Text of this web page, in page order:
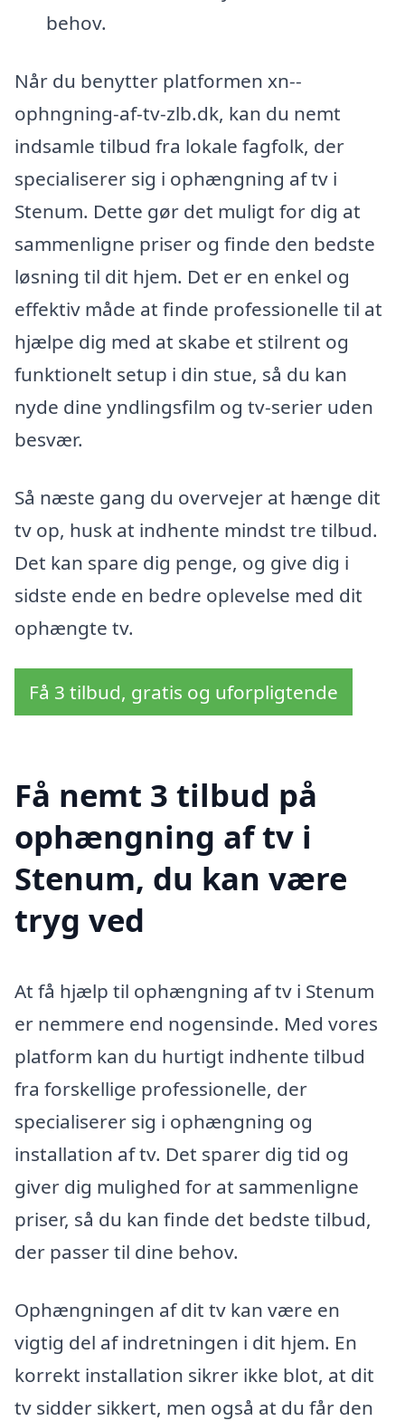
behov.
Når du benytter platformen xn--
ophngning-af-tv-zlb.dk, kan du nemt
indsamle tilbud fra lokale fagfolk, der
specialiserer sig i ophængning af tv i
Stenum. Dette gør det muligt for dig at
sammenligne priser og finde den bedste
løsning til dit hjem. Det er en enkel og
effektiv måde at finde professionelle til at
hjælpe dig med at skabe et stilrent og
funktionelt setup i din stue, så du kan
nyde dine yndlingsfilm og tv-serier uden
besvær.
Så næste gang du overvejer at hænge dit
tv op, husk at indhente mindst tre tilbud.
Det kan spare dig penge, og give dig i
sidste ende en bedre oplevelse med dit
ophængte tv.
Få 3 tilbud, gratis og uforpligtende
Få nemt 3 tilbud på
ophængning af tv i
Stenum, du kan være
tryg ved
At få hjælp til ophængning af tv i Stenum
er nemmere end nogensinde. Med vores
platform kan du hurtigt indhente tilbud
fra forskellige professionelle, der
specialiserer sig i ophængning og
installation af tv. Det sparer dig tid og
giver dig mulighed for at sammenligne
priser, så du kan finde det bedste tilbud,
der passer til dine behov.
Ophængningen af dit tv kan være en
vigtig del af indretningen i dit hjem. En
korrekt installation sikrer ikke blot, at dit
tv sidder sikkert, men også at du får den